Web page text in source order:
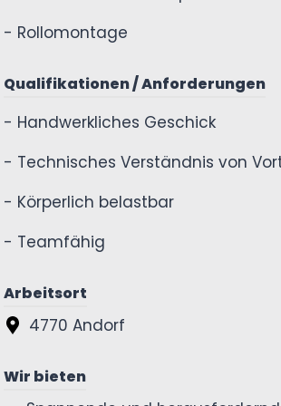
- Rollomontage
Qualifikationen / Anforderungen
- Handwerkliches Geschick
- Technisches Verständnis von
- Körperlich belastbar
- Teamfähig
Arbeitsort
4770 Andorf
Wir bieten